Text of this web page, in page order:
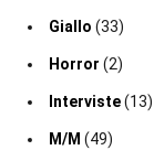
Giallo (33)
Horror (2)
Interviste(13)
M/M (49)